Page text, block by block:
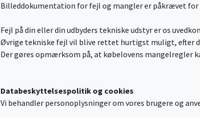
Billeddokumentation for fejl og mangler er påkrævet for
Fejl på din eller din udbyders tekniske udstyr er os
Øvrige tekniske fejl vil blive rettet hurtigst muligt, efter
Der gøres opmærksom på, at købelovens mangelregler
Databeskyttelsespolitik og cookies
Vi behandler personoplysninger om vores brugere og